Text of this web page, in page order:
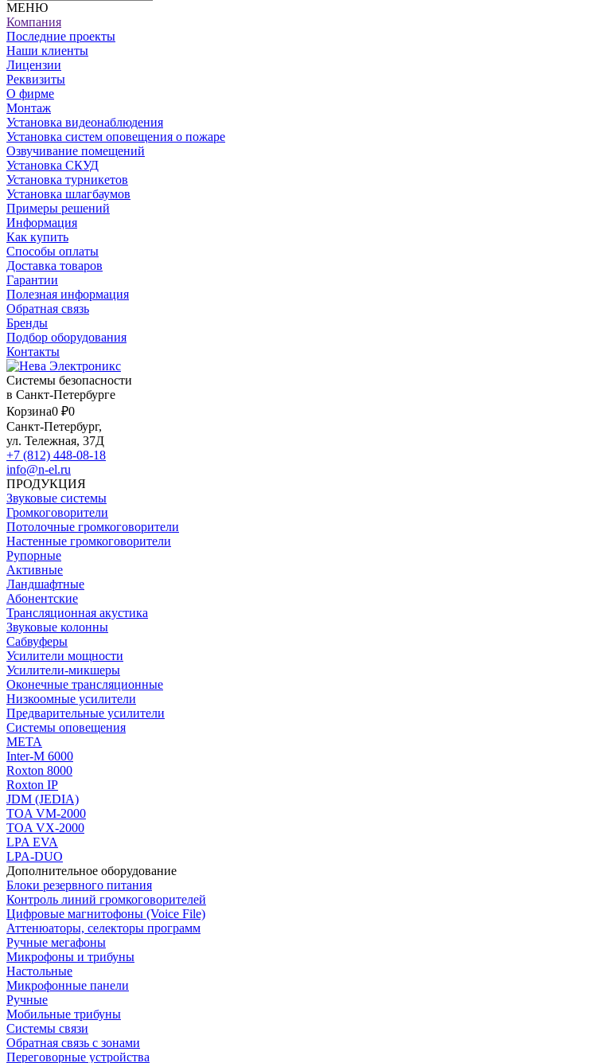
МЕНЮ
Компания
Последние проекты
Наши клиенты
Лицензии
Реквизиты
О фирме
Монтаж
Установка видеонаблюдения
Установка систем оповещения о пожаре
Озвучивание помещений
Установка СКУД
Установка турникетов
Установка шлагбаумов
Примеры решений
Информация
Как купить
Способы оплаты
Доставка товаров
Гарантии
Полезная информация
Обратная связь
Бренды
Подбор оборудования
Контакты
Системы безопасности
в Санкт-Петербурге
Корзина0 ₽0
Санкт-Петербург,
ул. Тележная, 37Д
+7 (812) 448-08-18
info@n-el.ru
ПРОДУКЦИЯ
Звуковые системы
Громкоговорители
Потолочные громкоговорители
Настенные громкоговорители
Рупорные
Активные
Ландшафтные
Абонентские
Трансляционная акустика
Звуковые колонны
Сабвуферы
Усилители мощности
Усилители-микшеры
Оконечные трансляционные
Низкоомные усилители
Предварительные усилители
Системы оповещения
МЕТА
Inter-M 6000
Roxton 8000
Roxton IP
JDM (JEDIA)
TOA VM-2000
TOA VX-2000
LPA EVA
LPA-DUO
Дополнительное оборудование
Блоки резервного питания
Контроль линий громкоговорителей
Цифровые магнитофоны (Voice File)
Аттенюаторы, селекторы программ
Ручные мегафоны
Микрофоны и трибуны
Настольные
Микрофонные панели
Ручные
Мобильные трибуны
Системы связи
Обратная связь с зонами
Переговорные устройства